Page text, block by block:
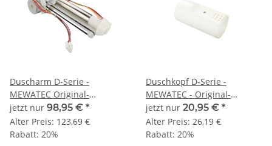
Duscharm D-Serie -
MEWATEC Original-
Ersatzteil
jetzt nur 98,95 € *
Alter Preis: 123,69 €
Rabatt: 20%
Duschkopf D-Serie -
MEWATEC - Original-
Ersatzteil
jetzt nur 20,95 € *
Alter Preis: 26,19 €
Rabatt: 20%